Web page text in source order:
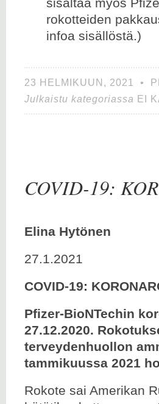
rokotteiden
infoa sisällöstä.)
23 HELMIKUUN, 2021 •
Julkaistu kategoriassa EI
COVID-19:
Elina Hytönen
27.1.2021
COVID-19:
Pfizer-BioNTechin
27.12.2020.
terveydenhuollon
tammikuussa 2021
Rokote sai Amerikan